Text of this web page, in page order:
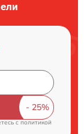
cполитикой